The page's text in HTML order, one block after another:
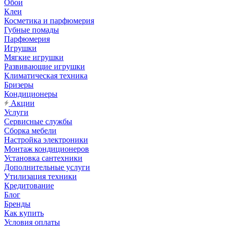
Обои
Клеи
Косметика и парфюмерия
Губные помады
Парфюмерия
Игрушки
Мягкие игрушки
Развивающие игрушки
Климатическая техника
Бризеры
Кондиционеры
Акции
Услуги
Сервисные службы
Сборка мебели
Настройка электроники
Монтаж кондиционеров
Установка сантехники
Дополнительные услуги
Утилизация техники
Кредитование
Блог
Бренды
Как купить
Условия оплаты